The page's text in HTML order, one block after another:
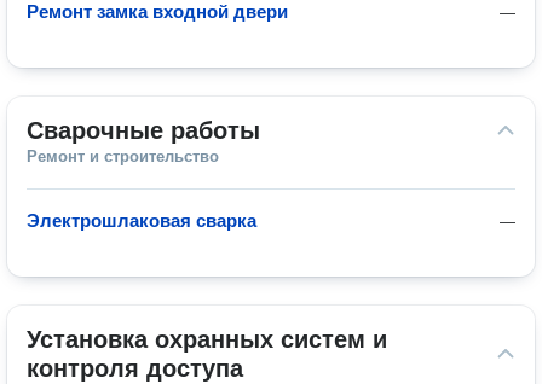
—
Ремонт замка входной двери
Сварочные работы
Ремонт и строительство
—
Электрошлаковая сварка
Установка охранных систем и
контроля доступа